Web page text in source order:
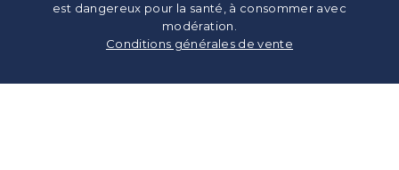
est dangereux pour la santé, à consommer avec
modération.
Conditions générales de vente